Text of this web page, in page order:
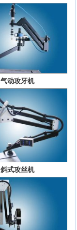
气动攻牙机
斜式攻丝机